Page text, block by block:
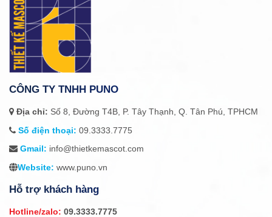
CÔNG TY TNHH PUNO
Địa chỉ: Số 8, Đường T4B, P. Tây Thạnh, Q. Tân Phú, TPHCM
Số điện thoại: 09.3333.7775
Gmail: info@thietkemascot.com
Website: www.puno.vn
Hỗ trợ khách hàng
Hotline/zalo: 09.3333.7775